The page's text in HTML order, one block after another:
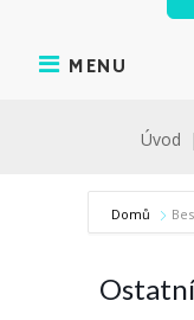
MENU
Úvod |
Domů